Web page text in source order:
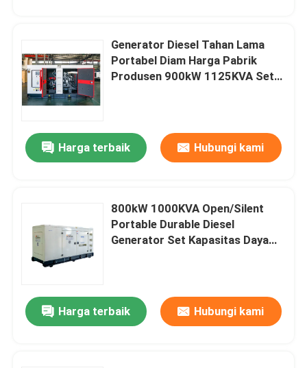
Generator Diesel Fawde
Generator Diesel Yangdong
generator diesel YUCHAI
Generator Diesel Weichai
Generator Diesel SDEC
Generator Diesel Isuzu
Generator Diesel Tahan Lama
Portabel Diam Harga Pabrik
Produsen 900kW 1125KVA Set
Harga terbaik Hubungi kami
800kW 1000KVA Open/Silent
Portable Durable Diesel
Generator Set Kapasitas Daya
Harga terbaik Hubungi kami